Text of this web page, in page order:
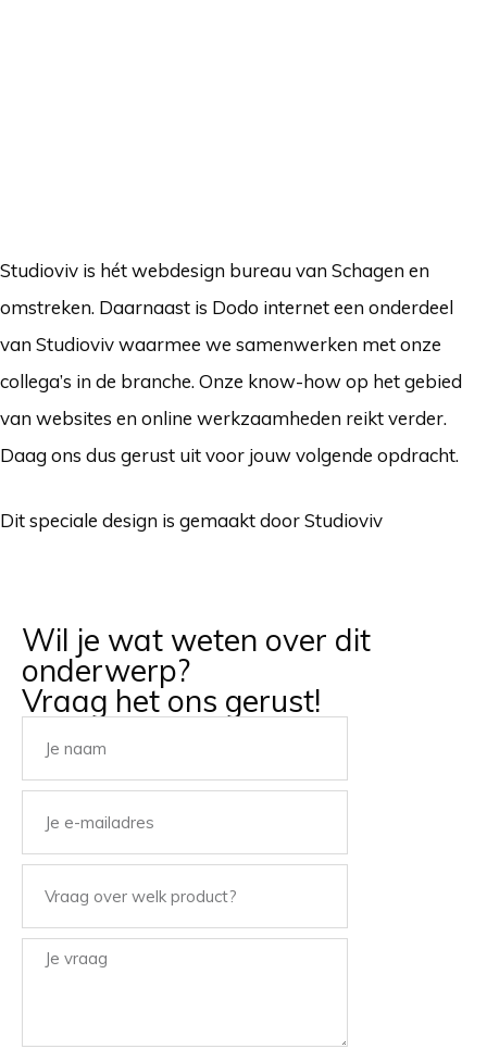
Studioviv is hét webdesign bureau van Schagen en
omstreken. Daarnaast is Dodo internet een onderdeel
van Studioviv waarmee we samenwerken met onze
collega’s in de branche. Onze know-how op het gebied
van websites en online werkzaamheden reikt verder.
Daag ons dus gerust uit voor jouw volgende opdracht.
Dit speciale design is gemaakt door Studioviv
Wil je wat weten over dit
onderwerp?
Vraag het ons gerust!